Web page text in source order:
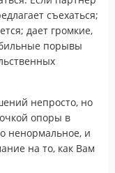
съехаться;
дает громкие,
порывы
непросто, но
опоры в
ненормальное, и
на то, как Вам